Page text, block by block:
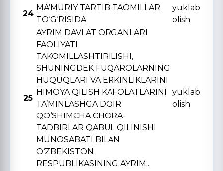
24
MA’MURIY TARTIB-TAOMILLAR
TO‘G‘RISIDA
yuklab
olish
25
AYRIM DAVLAT ORGANLARI
FAOLIYATI
TAKOMILLASHTIRILISHI,
SHUNINGDЕK FUQAROLARNING
HUQUQLARI VA ERKINLIKLARINI
HIMOYA QILISH KAFOLATLARINI
TA’MINLASHGA DOIR
QO‘SHIMCHA CHORA-
TADBIRLAR QABUL QILINISHI
MUNOSABATI BILAN
O‘ZBЕKISTON
RЕSPUBLIKASINING AYRIM...
yuklab
olish